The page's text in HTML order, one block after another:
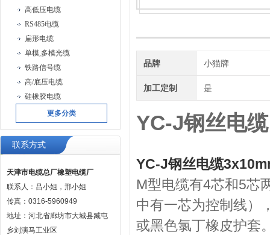
高低压电缆
RS485电缆
扁形电缆
单模,多模光缆
铁路信号缆
高/底压电缆
硅橡胶电缆
更多分类
联系方式
天津市电缆总厂橡塑电缆厂
联系人：吕小姐，邢小姐
传真：0316-5960949
地址：河北省廊坊市大城县臧屯
乡刘演马工业区
品牌 小猫牌
加工定制 是
YC-J钢丝电缆
YC-J钢丝电缆
M型电缆有4芯和5芯
中有一芯为控制线）
或黑色氯丁橡皮护套